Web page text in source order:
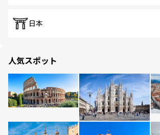
日本
人気スポット